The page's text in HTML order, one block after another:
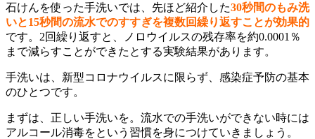
石けんを使った手洗いでは、先ほど紹介した30秒間のもみ洗
いと15秒間の流水でのすすぎを複数回繰り返すことが効果的
です。2回繰り返すと、ノロウイルスの残存率を約0.0001％
まで減らすことができたとする実験結果があります。
手洗いは、新型コロナウイルスに限らず、感染症予防の基本
のひとつです。
まずは、正しい手洗いを。流水での手洗いができない時には
アルコール消毒をという習慣を身につけていきましょう。